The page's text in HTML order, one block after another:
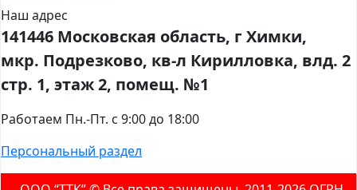
Наш адрес
141446 Московская область, г Химки,
мкр. Подрезково, кв-л Кирилловка, влд. 2
стр. 1, этаж 2, помещ. №1
Работаем Пн.-Пт. с 9:00 до 18:00
Персональный раздел